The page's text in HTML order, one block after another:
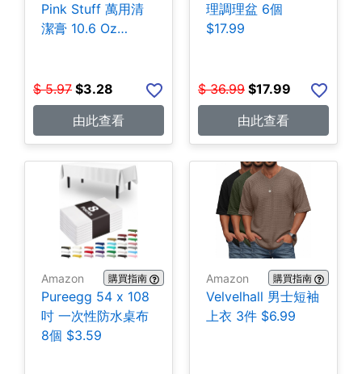
Pink Stuff 萬用清
潔膏 10.6 Oz
$ 5.97 $3.28
由此查看
理調理盆 6個
$17.99
$ 36.99 $17.99
由此查看
Amazon 購買指南
Pureegg 54 x 108
吋 一次性防水桌布
8個 $3.59
Amazon 購買指南
Velvelhall 男士短袖
上衣 3件 $6.99